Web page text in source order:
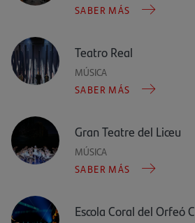
SABER MÁS
Teatro Real
MÚSICA
SABER MÁS
Gran Teatre del Liceu
MÚSICA
SABER MÁS
Escola Coral del Orfeó